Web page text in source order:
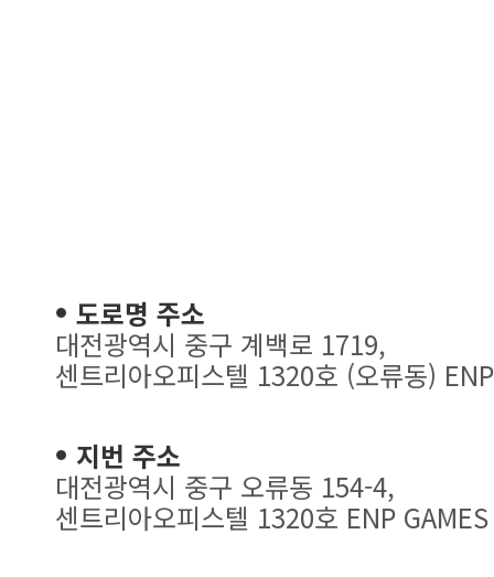
도로명 주소
대전광역시 중구 계백로 1719,
센트리아오피스텔 1320호 (오류동)
지번 주소
대전광역시 중구 오류동 154-4,
센트리아오피스텔 1320호 ENP GAMES